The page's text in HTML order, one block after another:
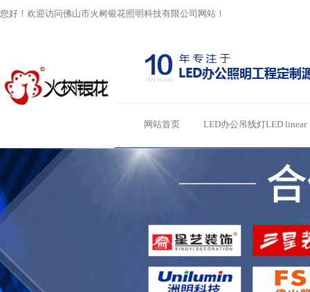
您好！欢迎访问佛山市火树银花照明科技有限公司网站！
网站首页 LED办公吊线灯LED linear